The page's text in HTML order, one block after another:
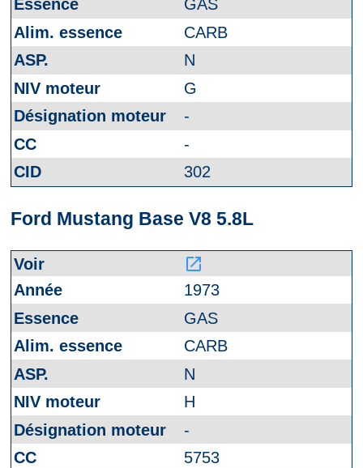
GAS
CARB
N
G
-
-
302
Ford Mustang Base V8 5.8L
launch
1973
GAS
CARB
N
H
-
5753